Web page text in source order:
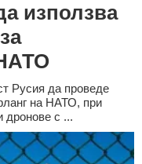
използва
Русия да проведе
на НАТО, при
дронове с ...